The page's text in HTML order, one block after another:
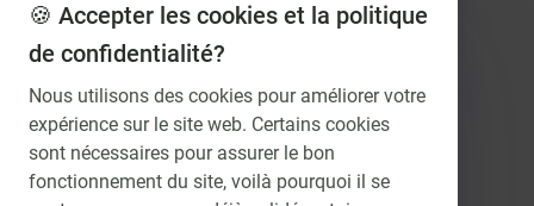
avril 2021
février 2021
novembre 2020
octobre 2020
Comment évolueront les taux?
🍪 Accepter les cookies et la politique
de confidentialité?
Nous utilisons des cookies pour améliorer votre
expérience sur le site web. Certains cookies
sont nécessaires pour assurer le bon
fonctionnement du site, voilà pourquoi il se